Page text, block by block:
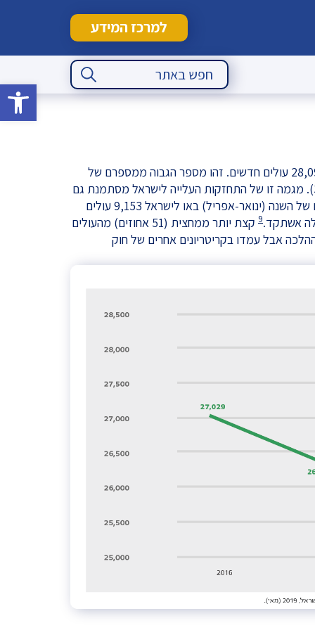
פתח
למרכז המידע
Search
for:
Search Button
בשנה שעברה (2018) עלו לישראל 28,099 עולים חדשים. זהו מספר הגבוה ממספרם של
העולים בשנת 2017 (26,357) (גרף 3). מגמה זו של התחזקות העלייה לישראל מסתמנת גם
ב-2019: בארבעת החודשים הראשונים של השנה (ינואר-אפריל) באו לישראל 9,153 עולים
9
קצת יותר ממחצית (51 אחוזים) מהעולים
על-פי ההלכה אבל עמדו בקריטריונים אחרים של חוק